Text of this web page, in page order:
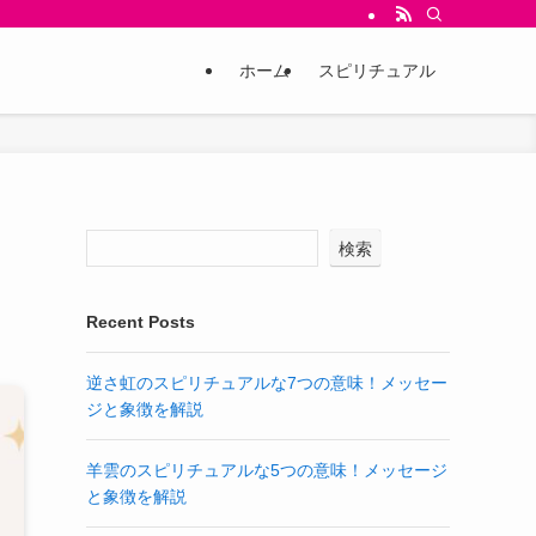
ホーム スピリチュアル
検索
Recent Posts
逆さ虹のスピリチュアルな7つの意味！メッセー
ジと象徴を解説
羊雲のスピリチュアルな5つの意味！メッセージ
と象徴を解説